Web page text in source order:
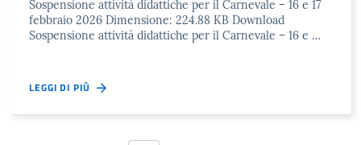
Sospensione attività didattiche per il Carnevale – 16 e 17
febbraio 2026 Dimensione: 224.88 KB Download
Sospensione attività didattiche per il Carnevale – 16 e …
LEGGI DI PIÙ